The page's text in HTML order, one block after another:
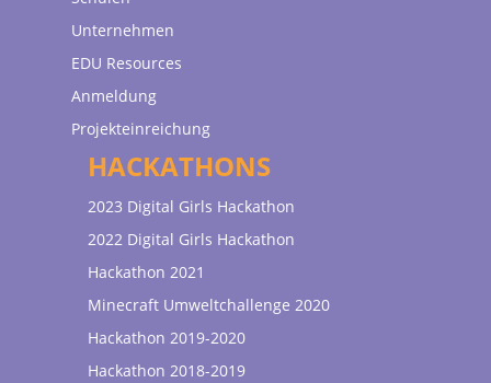
Unternehmen
EDU Resources
Anmeldung
Projekteinreichung
HACKATHONS
2023 Digital Girls Hackathon
2022 Digital Girls Hackathon
Hackathon 2021
Minecraft Umweltchallenge 2020
Hackathon 2019-2020
Hackathon 2018-2019